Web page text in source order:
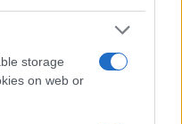
storage
on web or